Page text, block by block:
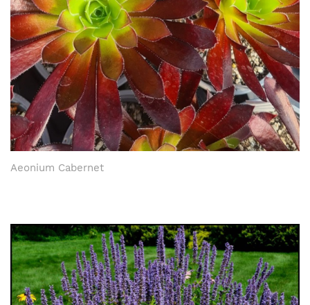
Aeonium Cabernet